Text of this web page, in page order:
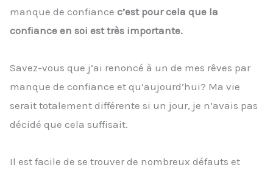
manque de confiance c’est pour cela que la
confiance en soi est très importante.
Savez-vous que j’ai renoncé à un de mes rêves par
manque de confiance et qu’aujourd’hui? Ma vie
serait totalement différente si un jour, je n’avais pas
décidé que cela suffisait.
Il est facile de se trouver de nombreux défauts et